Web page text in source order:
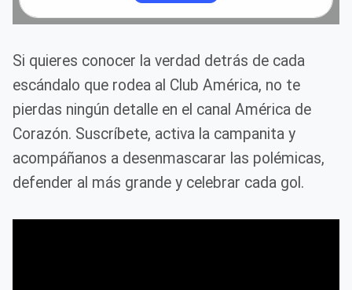
Si quieres conocer la verdad detrás de cada
escándalo que rodea al Club América, no te
pierdas ningún detalle en el canal América de
Corazón. Suscríbete, activa la campanita y
acompáñanos a desenmascarar las polémicas,
defender al más grande y celebrar cada gol.